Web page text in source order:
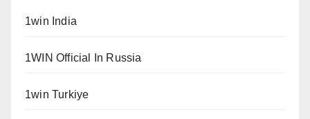
1win India
1WIN Official In Russia
1win Turkiye